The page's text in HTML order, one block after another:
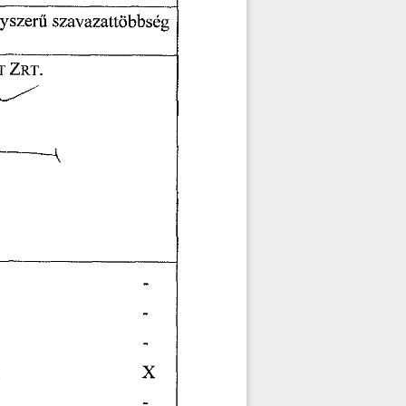
ű szavazattöbbség
ZRT.
------
-
-
-
X
-